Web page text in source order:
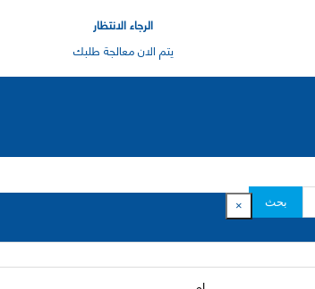
الرجاء الانتظار
يتم الان معالجة طلبك
بحث ×